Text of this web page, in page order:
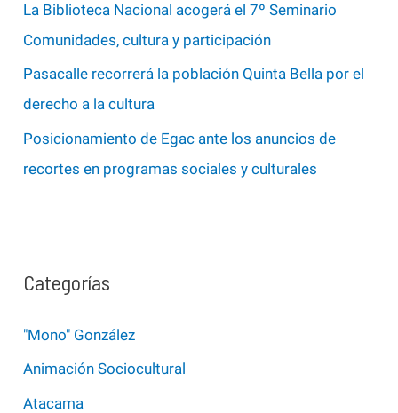
La Biblioteca Nacional acogerá el 7º Seminario
Comunidades, cultura y participación
Pasacalle recorrerá la población Quinta Bella por el
derecho a la cultura
Posicionamiento de Egac ante los anuncios de
recortes en programas sociales y culturales
Categorías
"Mono" González
Animación Sociocultural
Atacama